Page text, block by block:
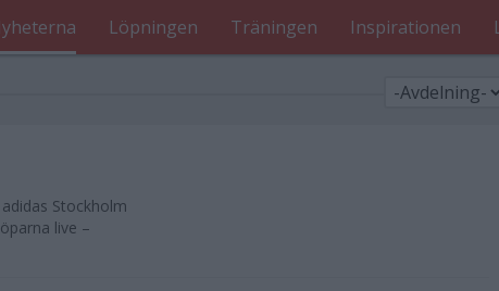
Löpningen Träningen Inspirationen
Stockholm
live –